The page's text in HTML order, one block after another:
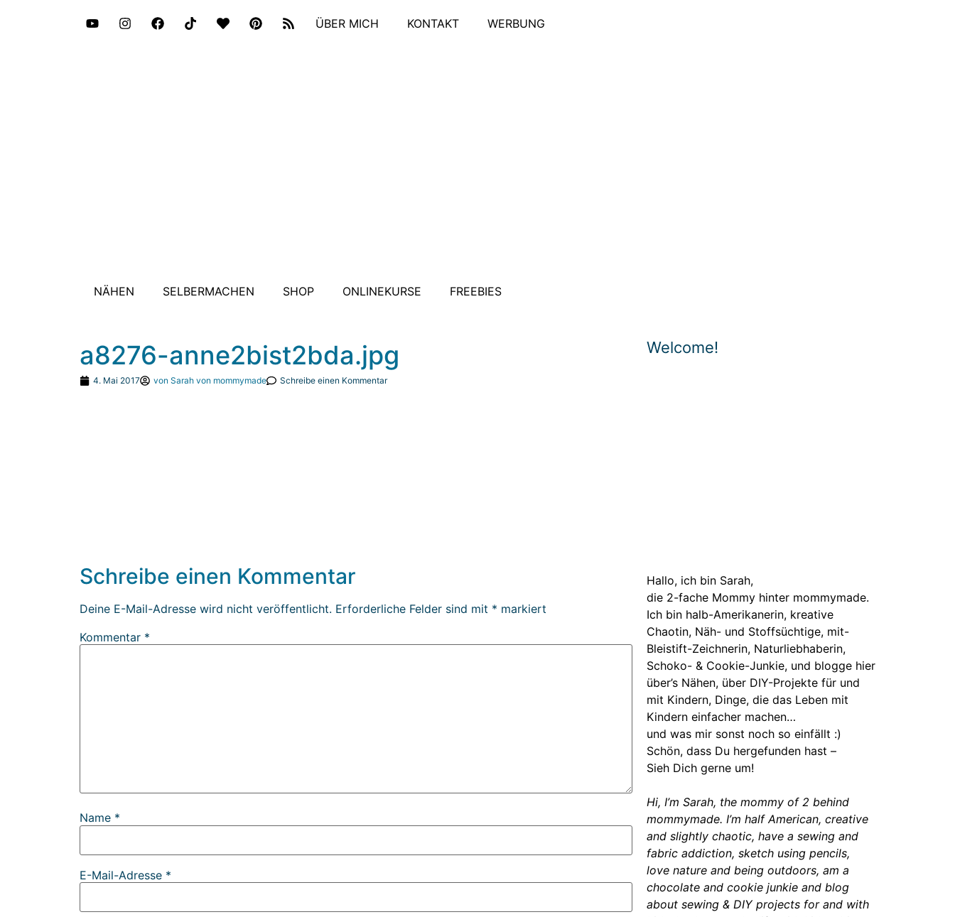
ÜBER MICH KONTAKT WERBUNG
NÄHEN SELBERMACHEN SHOP ONLINEKURSE FREEBIES
Welcome!
Hallo, ich bin Sarah,
die 2-fache Mommy hinter mommymade.
Ich bin halb-Amerikanerin, kreative
Chaotin, Näh- und Stoffsüchtige, mit-
Bleistift-Zeichnerin, Naturliebhaberin,
Schoko- & Cookie-Junkie, und blogge hier
über’s Nähen, über DIY-Projekte für und
mit Kindern, Dinge, die das Leben mit
Kindern einfacher machen…
und was mir sonst noch so einfällt :)
Schön, dass Du hergefunden hast –
Sieh Dich gerne um!
Hi, I’m Sarah, the mommy of 2 behind
mommymade. I’m half American, creative
and slightly chaotic, have a sewing and
fabric addiction, sketch using pencils,
love nature and being outdoors, am a
chocolate and cookie junkie and blog
about sewing & DIY projects for and with
a8276-anne2bist2bda.jpg
4. Mai 2017 von Sarah von mommymade Schreibe einen Kommentar
Schreibe einen Kommentar
Deine E-Mail-Adresse wird nicht veröffentlicht. Erforderliche Felder sind mit * markiert
Kommentar *
Name *
E-Mail-Adresse *